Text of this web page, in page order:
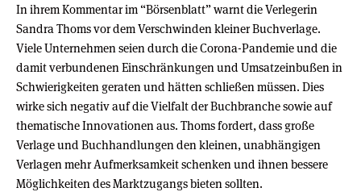
In ihrem Kommentar im “Börsenblatt” warnt die Verlegerin
Sandra Thoms vor dem Verschwinden kleiner Buchverlage.
Viele Unternehmen seien durch die Corona-Pandemie und die
damit verbundenen Einschränkungen und Umsatzeinbußen in
Schwierigkeiten geraten und hätten schließen müssen. Dies
wirke sich negativ auf die Vielfalt der Buchbranche sowie auf
thematische Innovationen aus. Thoms fordert, dass große
Verlage und Buchhandlungen den kleinen, unabhängigen
Verlagen mehr Aufmerksamkeit schenken und ihnen bessere
Möglichkeiten des Marktzugangs bieten sollten.